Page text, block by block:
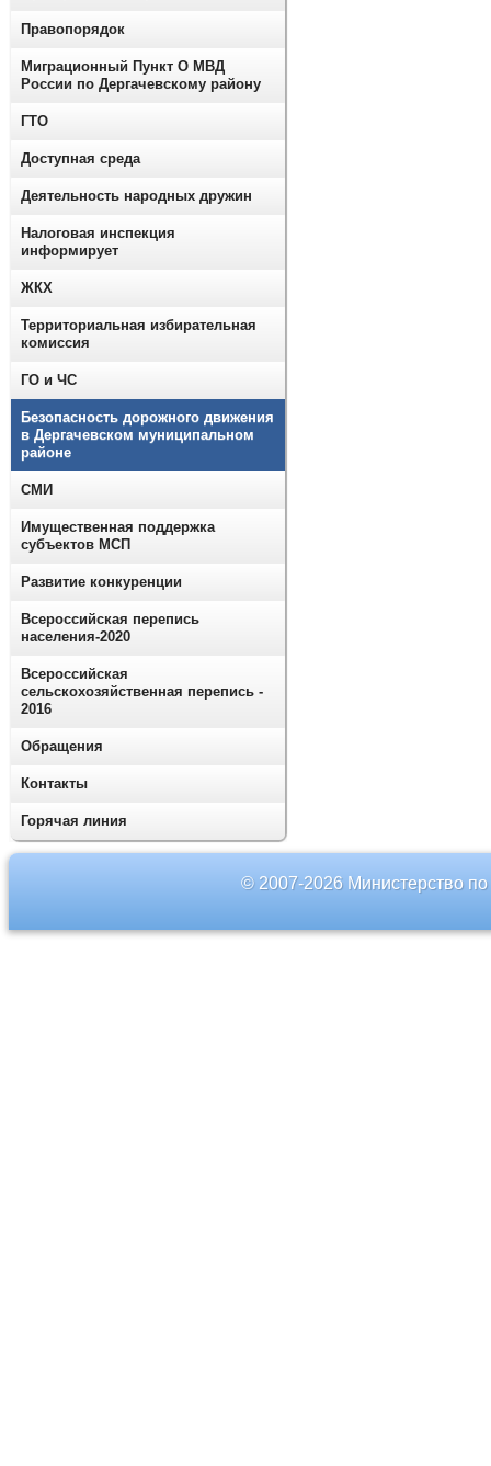
Правопорядок
Миграционный Пункт О МВД
России по Дергачевскому району
ГТО
Доступная среда
Деятельность народных дружин
Налоговая инспекция
информирует
ЖКХ
Территориальная избирательная
комиссия
ГО и ЧС
Безопасность дорожного движения
в Дергачевском муниципальном
районе
СМИ
Имущественная поддержка
субъектов МСП
Развитие конкуренции
Всероссийская перепись
населения-2020
Всероссийская
сельскохозяйственная перепись -
2016
Обращения
Контакты
Горячая линия
© 2007-2026 Министерство